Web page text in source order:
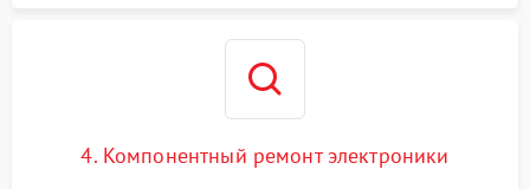
4. Компонентный ремонт электроники